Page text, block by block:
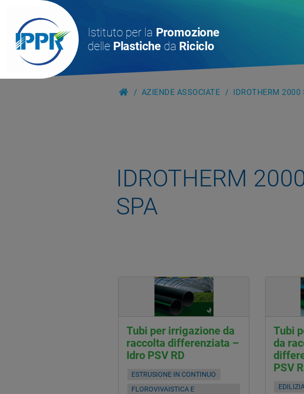
Istituto per la Promozione
delle Plastiche da Riciclo
AZIENDE ASSOCIATE IDROTHERM 2000
IDROTHERM
SPA
Tubi per irrigazione da
raccolta differenziata –
Idro PSV RD
ESTRUSIONE IN CONTINUO
FLOROVIVAISTICA E
Tubi
da
PSV